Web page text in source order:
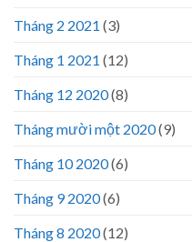
Tháng 2 2021 (3)
Tháng 1 2021 (12)
Tháng 12 2020(8)
Tháng mười một 2020(9)
Tháng 10 2020(6)
Tháng 9 2020(6)
Tháng 8 2020(12)